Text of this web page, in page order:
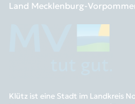
Land Mecklenburg-
Klütz ist eine Stadt im Landkreis